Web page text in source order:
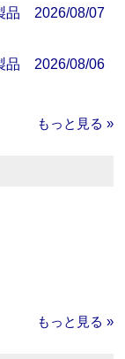
品 2026/08/07
品 2026/08/06
もっと見る »
もっと見る »